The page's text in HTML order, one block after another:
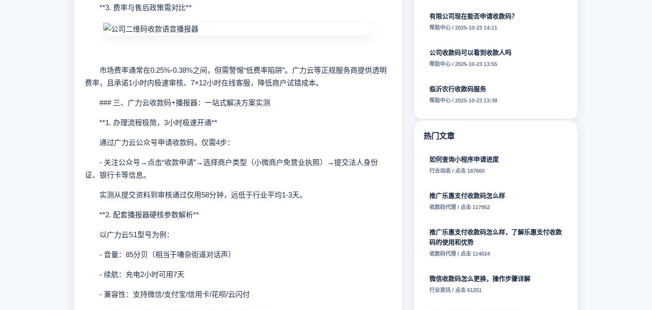
**3. 费率与售后政策需对比**
市场费率通常在0.25%-0.38%之间，但需警惕“低费率陷阱”。广力云等正规服务商提供透明
费率，且承诺1小时内极速审核、7×12小时在线客服，降低商户试错成本。
### 三、广力云收款码+播报器：一站式解决方案实测
**1. 办理流程极简，3小时极速开通**
通过广力云公众号申请收款码，仅需4步：
- 关注公众号→点击“收款申请”→选择商户类型（小微商户免营业执照）→提交法人身份
证、银行卡等信息。
实测从提交资料到审核通过仅用58分钟，远低于行业平均1-3天。
**2. 配套播报器硬核参数解析**
以广力云S1型号为例：
- 音量：85分贝（相当于嘈杂街道对话声）
- 续航：充电2小时可用7天
- 兼容性：支持微信/支付宝/信用卡/花呗/云闪付
有限公司现在能否申请收款码？
帮助中心 / 2025-10-23 14:11
公司收款码可以看到收款人吗
帮助中心 / 2025-10-23 13:55
临沂农行收款码服务
帮助中心 / 2025-10-23 13:38
热门文章
如何查询小程序申请进度
行业动态 / 点击 187660
推广乐惠支付收款码怎么样
收款码代理 / 点击 117952
推广乐惠支付收款码怎么样，了解乐惠支付收款
码的使用和优势
收款码代理 / 点击 114024
微信收款码怎么更换，操作步骤详解
行业资讯 / 点击 61251